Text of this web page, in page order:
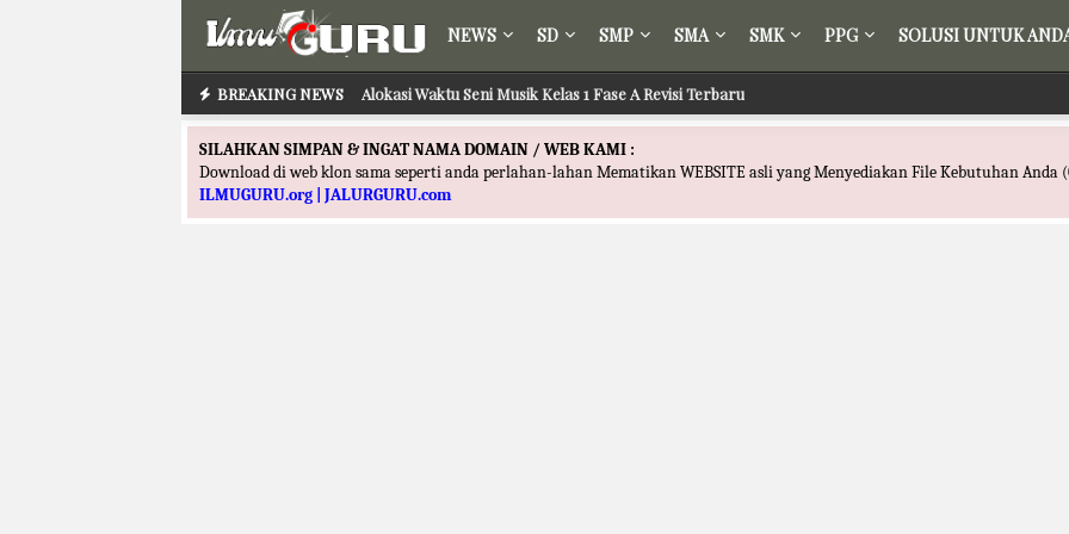
NEWS SD SMP SMA SMK PPG SOLUSI UNTUK
BREAKING NEWS Alokasi Waktu Seni Musik Kelas 1 Fase A Revisi Terbaru
SILAHKAN SIMPAN & INGAT NAMA DOMAIN / WEB KAMI :
Download di web klon sama seperti anda perlahan-lahan Mematikan WEBSITE asli yang Menyediakan File Kebutuhan Anda
ILMUGURU.org | JALURGURU.com